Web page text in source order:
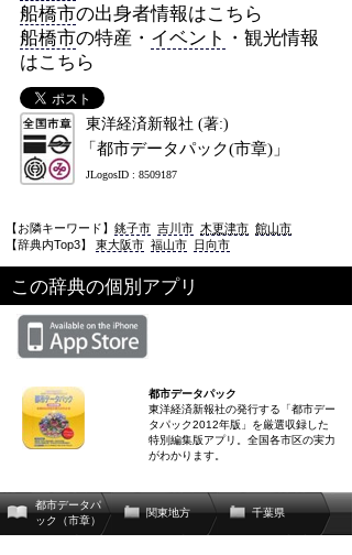
船橋市の出身者情報はこちら
船橋市の特産・ イベント ・観光情報
はこちら
東洋経済新報社 (著:)
「都市データパック(市章)」
JLogosID : 8509187
【お隣キーワード】 銚子市 吉川市 木更津市 館山市
【辞典内Top3】 東大阪市 福山市 日向市
この辞典の個別アプリ
都市データパック
東洋経済新報社の発行する「都市デー
タパック2012年版」を厳選収録した
特別編集版アプリ。全国各市区の実力
がわかります。
都市データパ
ック（市章）
関東地方 千葉県